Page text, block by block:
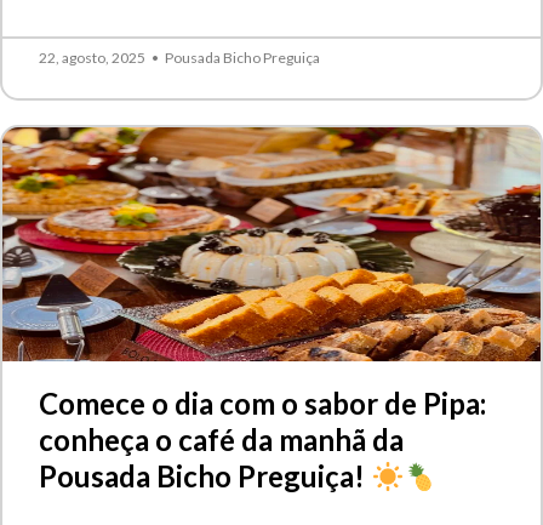
22, agosto, 2025 • Pousada Bicho Preguiça
Comece o dia com o sabor de Pipa:
conheça o café da manhã da
Pousada Bicho Preguiça!